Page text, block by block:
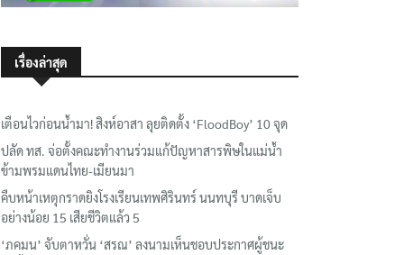
เรื่องล่าสุด
เตือนไวก่อนน้ำมา! สิงห์อาสา ลุยติดตั้ง ‘FloodBoy’ 10 จุด
ปลัด ทส. จ่อตั้งคณะทำงานร่วมแก้ปัญหาสารพิษในแม่น้ำ
ข้ามพรมแดนไทย-เมียนมา
คืบหน้าเหตุกราดยิงโรงเรียนเทพศิรินทร์ นนทบุรี บาดเจ็บ
อย่างน้อย 15 เสียชีวิตแล้ว 5
‘ภคมน’ จับตาหวั่น ‘สรณ’ ลงนามเห็นชอบประกาศผู้ชนะ